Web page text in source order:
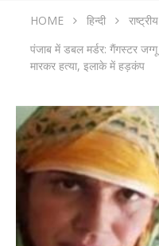
HOME हिन्दी
राष्ट्रीय
पंजाब में डबल मर्डर: गैंगस्टर जग्गू
मारकर हत्या, इलाके में हड़कंप